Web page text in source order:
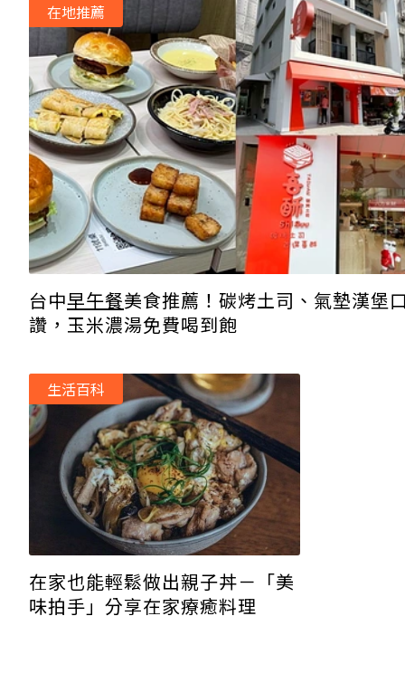
台中早午餐美食推薦！碳烤土司、氣墊漢堡
讚，玉米濃湯免費喝到飽
在地推薦
在家也能輕鬆做出親子丼－「美
味拍手」分享在家療癒料理
生活百科